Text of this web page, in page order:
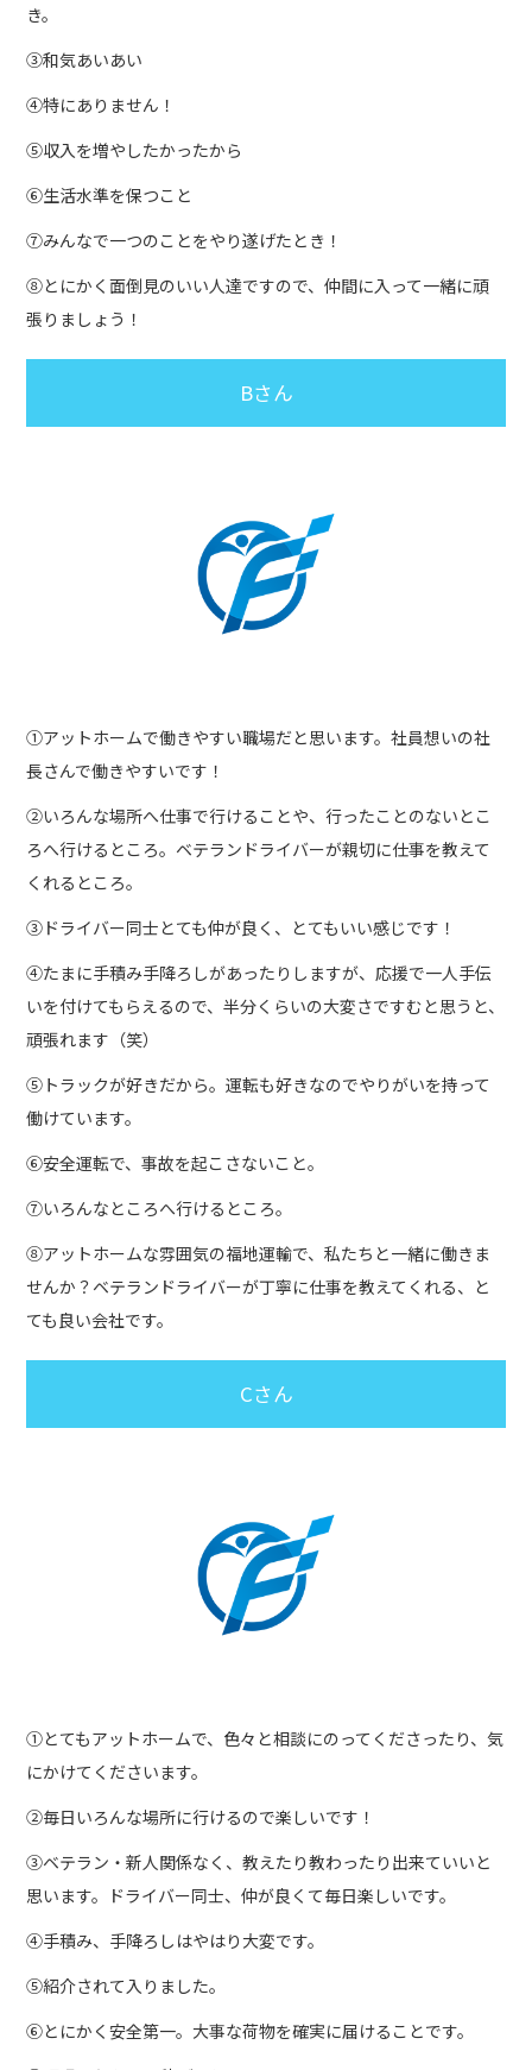
き。
③和気あいあい
④特にありません！
⑤収入を増やしたかったから
⑥生活水準を保つこと
⑦みんなで一つのことをやり遂げたとき！
⑧とにかく面倒見のいい人達ですので、仲間に入って一緒に頑
張りましょう！
Bさん
①アットホームで働きやすい職場だと思います。社員想いの社
長さんで働きやすいです！
②いろんな場所へ仕事で行けることや、行ったことのないとこ
ろへ行けるところ。ベテランドライバーが親切に仕事を教えて
くれるところ。
③ドライバー同士とても仲が良く、とてもいい感じです！
④たまに手積み手降ろしがあったりしますが、応援で一人手伝
いを付けてもらえるので、半分くらいの大変さですむと思うと、
頑張れます（笑）
⑤トラックが好きだから。運転も好きなのでやりがいを持って
働けています。
⑥安全運転で、事故を起こさないこと。
⑦いろんなところへ行けるところ。
⑧アットホームな雰囲気の福地運輸で、私たちと一緒に働きま
せんか？ベテランドライバーが丁寧に仕事を教えてくれる、と
ても良い会社です。
Cさん
①とてもアットホームで、色々と相談にのってくださったり、気
にかけてくださいます。
②毎日いろんな場所に行けるので楽しいです！
③ベテラン・新人関係なく、教えたり教わったり出来ていいと
思います。ドライバー同士、仲が良くて毎日楽しいです。
④手積み、手降ろしはやはり大変です。
⑤紹介されて入りました。
⑥とにかく安全第一。大事な荷物を確実に届けることです。